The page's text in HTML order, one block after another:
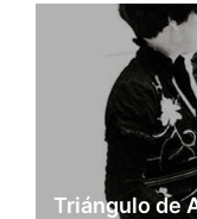
Triángulo de